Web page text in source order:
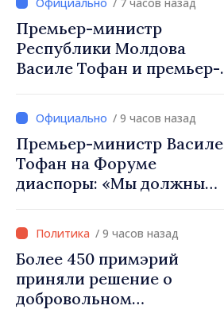
Перспективы молдавско-
турецкого сотрудничества
обсудили премьер-
посол Турции Уйгар
Мустафа Сертел/ 9 часов назад
Премьер-министр Василе
Тофан на Форуме
диаспоры: «Мы должны
уверенность в том, что
Республика Молдова
движется в правильном
направлении»
/ 9 часов назад
Более 450 примэрий
приняли решение о
добровольном